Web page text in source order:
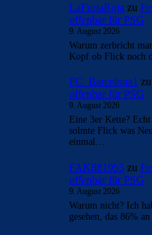
LaFuriaRoja zu
offenbar für PSG
9. August 2026
Warum zerbricht
Kopf ob Flick noch
FC_Barcelona1 zu
offenbar für PSG
9. August 2026
Eine 3er Kette?
solmte Flick was
einmal…
FAK881955 zu
offenbar für PSG
9. August 2026
Warum nicht? Ich
gesehen, das 86%